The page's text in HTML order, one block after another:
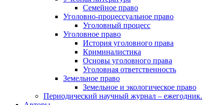
Семейное право
Уголовно-процессуальное право
Уголовный процесс
Уголовное право
История уголовного права
Криминалистика
Основы уголовного права
Уголовная ответственность
Земельное право
Земельное и экологическое право
Периодический научный журнал – ежегодник.